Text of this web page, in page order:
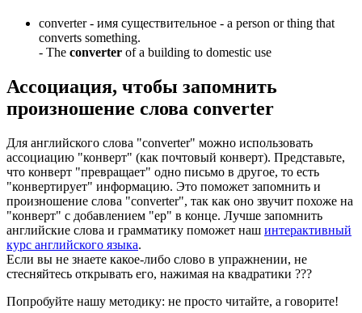
converter - имя существительное - a person or thing that
converts something.
- The converter of a building to domestic use
Ассоциация, чтобы запомнить
произношение слова converter
Для английского слова "converter" можно использовать
ассоциацию "конверт" (как почтовый конверт). Представьте,
что конверт "превращает" одно письмо в другое, то есть
"конвертирует" информацию. Это поможет запомнить и
произношение слова "converter", так как оно звучит похоже на
"конверт" с добавлением "ер" в конце. Лучше запомнить
английские слова и грамматику поможет наш интерактивный
курс английского языка.
Если вы не знаете какое-либо слово в упражнении, не
стесняйтесь открывать его, нажимая на квадратики ???
Попробуйте нашу методику: не просто читайте, а говорите!